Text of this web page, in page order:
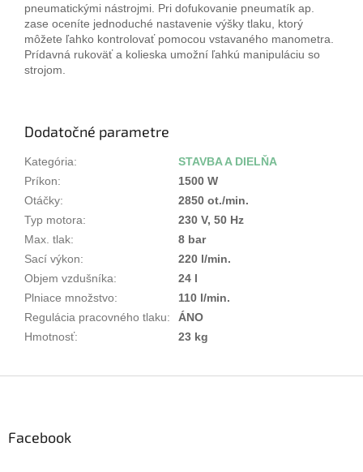
pneumatickými nástrojmi. Pri dofukovanie pneumatík ap.
zase oceníte jednoduché nastavenie výšky tlaku, ktorý
môžete ľahko kontrolovať pomocou vstavaného manometra.
Prídavná rukoväť a kolieska umožní ľahkú manipuláciu so
strojom.
Dodatočné parametre
Kategória:
STAVBA A DIELŇA
Príkon:
1500 W
Otáčky:
2850 ot./min.
Typ motora:
230 V, 50 Hz
Max. tlak:
8 bar
Sací výkon:
220 l/min.
Objem vzdušníka:
24 l
Plniace množstvo:
110 l/min.
Regulácia pracovného tlaku:
ÁNO
Hmotnosť: 23 kg
Facebook